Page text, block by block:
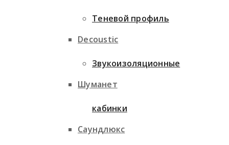
Decoustic
Шуманет
Саундлюкс
Теневой профиль
Звукоизоляционные
кабинки